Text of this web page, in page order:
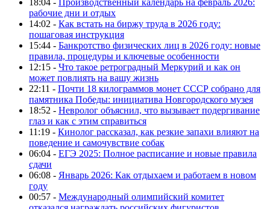
рабочие дни и отдых
14:02 - Как встать на биржу труда в 2026 году:
пошаговая инструкция
15:44 - Банкротство физических лиц в 2026 году: новые
правила, процедуры и ключевые особенности
12:15 - Что такое ретроградный Меркурий и как он
может повлиять на вашу жизнь
22:11 - Почти 18 килограммов монет СССР собрано для
памятника Победы: инициатива Новгородского музея
18:52 - Невролог объяснил, что вызывает подергивание
глаз и как с этим справиться
11:19 - Кинолог рассказал, как резкие запахи влияют на
поведение и самочувствие собак
06:04 - ЕГЭ 2025: Полное расписание и новые правила
сдачи
06:08 - Январь 2026: Как отдыхаем и работаем в новом
году
00:57 - Международный олимпийский комитет